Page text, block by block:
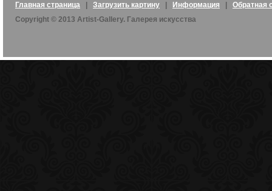
Главная страница Загрузить картину Информация
Обратная
Copyright © 2013 Artist-Gallery. Галерея искусства